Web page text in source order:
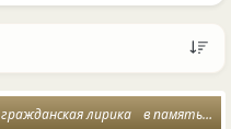
гражданская лирика в память о маме